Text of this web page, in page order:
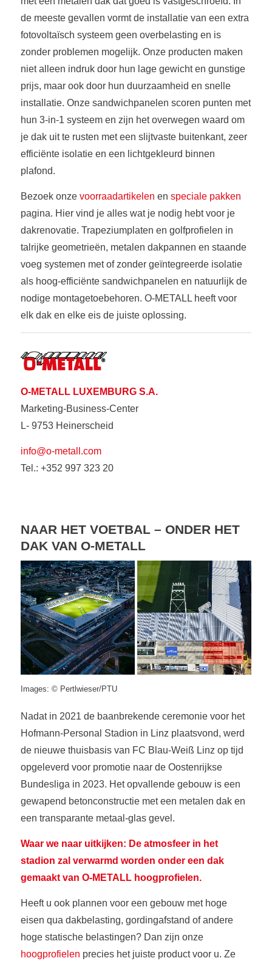
de meeste gevallen vormt de installatie van een extra
fotovoltaïsch systeem geen overbelasting en is
zonder problemen mogelijk. Onze producten maken
niet alleen indruk door hun lage gewicht en gunstige
prijs, maar ook door hun duurzaamheid en snelle
installatie. Onze sandwichpanelen scoren punten met
hun 3-in-1 systeem en zijn het overwegen waard om
je dak uit te rusten met een slijtvaste buitenkant, zeer
efficiënte isolatie en een lichtgekleurd binnen
plafond.
Bezoek onze voorraadartikelen en speciale pakken
pagina. Hier vind je alles wat je nodig hebt voor je
dakrenovatie. Trapeziumplaten en golfprofielen in
talrijke geometrieën, metalen dakpannen en staande
voeg systemen met of zonder geïntegreerde isolatie
als hoog-efficiënte sandwichpanelen en natuurlijk de
nodige montagetoebehoren. O-METALL heeft voor
elk dak en elke eis de juiste oplossing.
O-METALL LUXEMBURG S.A.
Marketing-Business-Center
L- 9753 Heinerscheid
info@o-metall.com
Tel.: +352 997 323 20
NAAR HET VOETBAL – ONDER HET
DAK VAN O-METALL
Images: © Pertlwieser/PTU
Nadat in 2021 de baanbrekende ceremonie voor het
Hofmann-Personal Stadion in Linz plaatsvond, werd
de nieuwe thuisbasis van FC Blau-Weiß Linz op tijd
opgeleverd voor promotie naar de Oostenrijkse
Bundesliga in 2023. Het opvallende gebouw is een
gewapend betonconstructie met een metalen dak en
een transparante metaal-glas gevel.
Waar we naar uitkijken: De atmosfeer in het
stadion zal verwarmd worden onder een dak
gemaakt van O-METALL hoogprofielen.
Heeft u ook plannen voor een gebouw met hoge
eisen qua dakbelasting, gordingafstand of andere
hoge statische belastingen? Dan zijn onze
hoogprofielen precies het juiste product voor u. Ze